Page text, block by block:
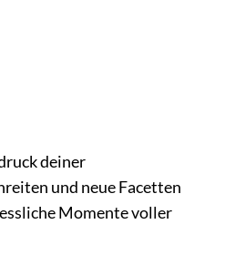
deiner
und neue Facetten
Momente voller